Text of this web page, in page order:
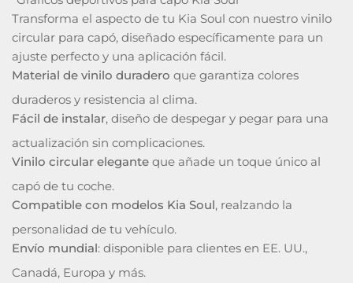
Transforma el aspecto de tu Kia Soul con nuestro vinilo
circular para capó, diseñado específicamente para un
ajuste perfecto y una aplicación fácil.
Material de vinilo duradero que garantiza colores
duraderos y resistencia al clima.
Fácil de instalar, diseño de despegar y pegar para una
actualización sin complicaciones.
Vinilo circular elegante que añade un toque único al
capó de tu coche.
Compatible con modelos Kia Soul, realzando la
personalidad de tu vehículo.
Envío mundial: disponible para clientes en EE. UU.,
Canadá, Europa y más.